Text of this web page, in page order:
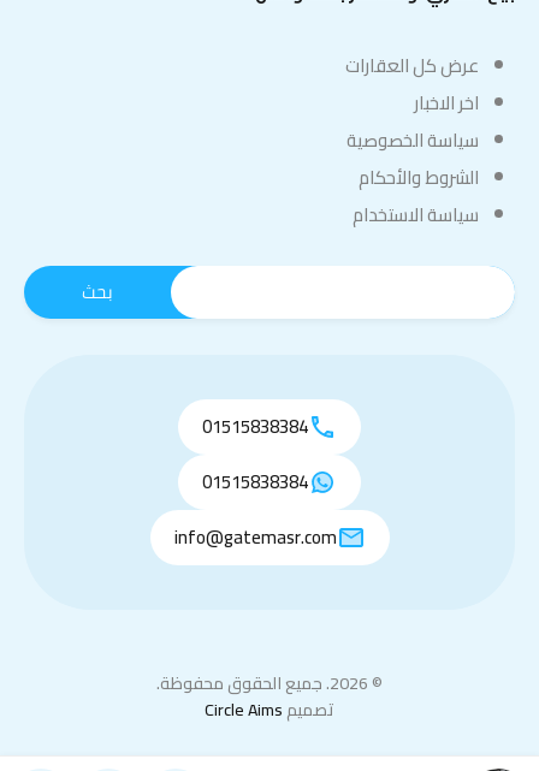
عرض كل العقارات
اخر الاخبار
سياسة الخصوصية
الشروط والأحكام
سياسة الاستخدام
01515838384
01515838384
info@gatemasr.com
© 2026. جميع الحقوق محفوظة.
تصميمCircle Aims